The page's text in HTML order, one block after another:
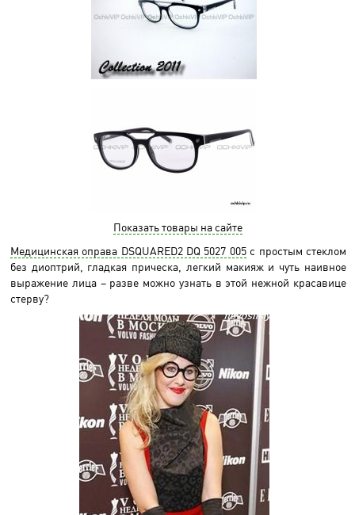
Показать товары на сайте
Медицинская оправа DSQUARED2 DQ 5027 005с простым стеклом
без диоптрий, гладкая прическа, легкий макияж и чуть наивное
выражение лица – разве можно узнать в этой нежной красавице
стерву?